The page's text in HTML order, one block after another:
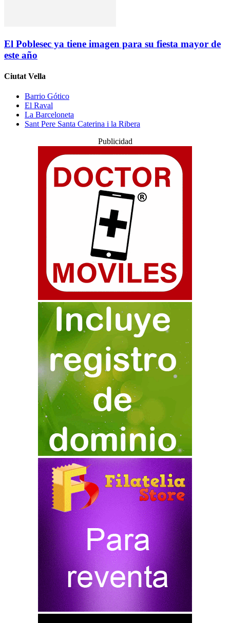
El Poblesec ya tiene imagen para su fiesta mayor de
este año
Ciutat Vella
Barrio Gótico
El Raval
La Barceloneta
Sant Pere Santa Caterina i la Ribera
Publicidad